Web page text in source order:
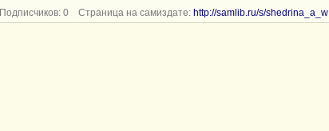
Подписчиков: 0 Страница на самиздате: http://samlib.ru/s/shedrina_a_w